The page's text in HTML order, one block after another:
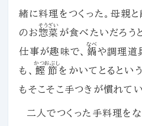
緒に料理をつくった。母親
のお惣菜
そうざい
が食べたいだろう
仕事が趣味で、 鍋
なべ
や調理道
も、 鰹節
かつおぶし
をかいてとるとい
もそこそこ手つきが慣れてい
二人でつくった手料理をな